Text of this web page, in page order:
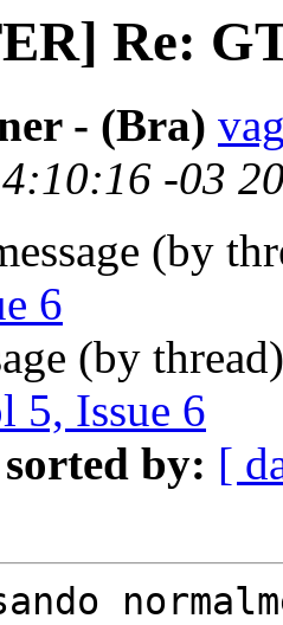
Re:
- (Bra)
-03
(by
6
(by
5, Issue 6
sorted by: [